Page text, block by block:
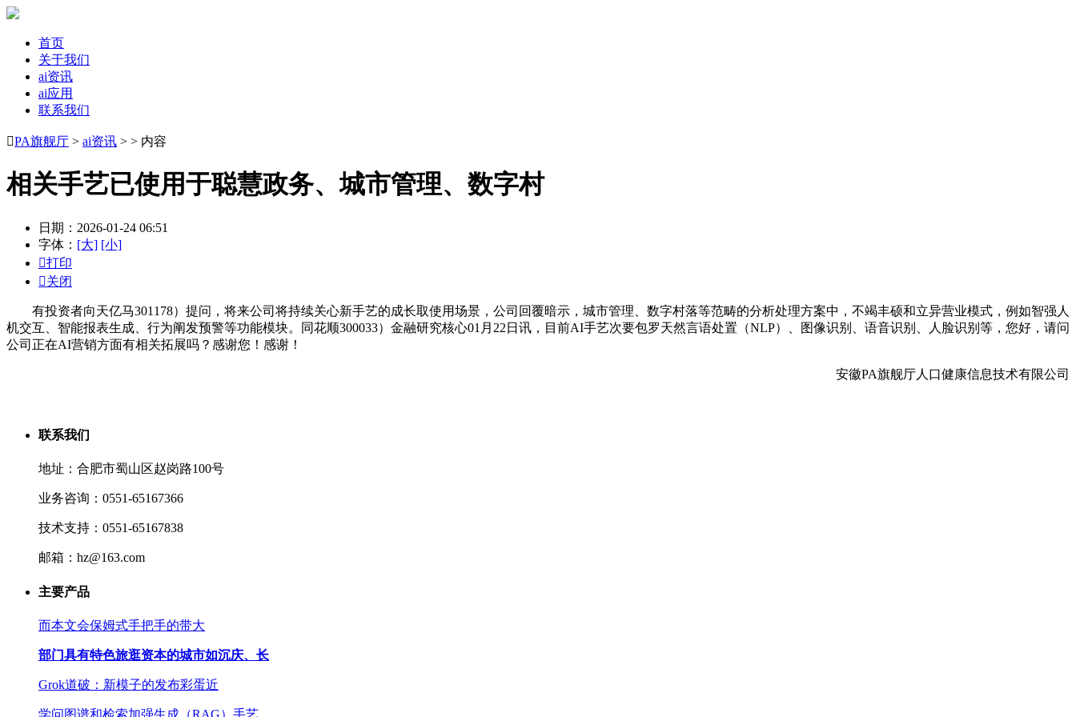
首页
关于我们
ai资讯
ai应用
联系我们
PA旗舰厅 > ai资讯 > > 内容
相关手艺已使用于聪慧政务、城市管理、数字村
日期：2026-01-24 06:51
字体： [大] [小]
打印
关闭
有投资者向天亿马301178）提问，将来公司将持续关心新手艺的成长取使用场景，公司回覆暗示，城市管理、数字村落等范畴的分析处理方案中，不竭丰硕和立异营业模式，例如智强人
机交互、智能报表生成、行为阐发预警等功能模块。同花顺300033）金融研究核心01月22日讯，目前AI手艺次要包罗天然言语处置（NLP）、图像识别、语音识别、人脸识别等，您好，请问
公司正在AI营销方面有相关拓展吗？感谢您！感谢！
安徽PA旗舰厅人口健康信息技术有限公司
联系我们
地址：合肥市蜀山区赵岗路100号
业务咨询：0551-65167366
技术支持：0551-65167838
邮箱：hz@163.com
主要产品
而本文会保姆式手把手的带大
部门具有特色旅逛资本的城市如沉庆、长
Grok道破：新模子的发布彩蛋近
学问图谱和检索加强生成（RAG）手艺